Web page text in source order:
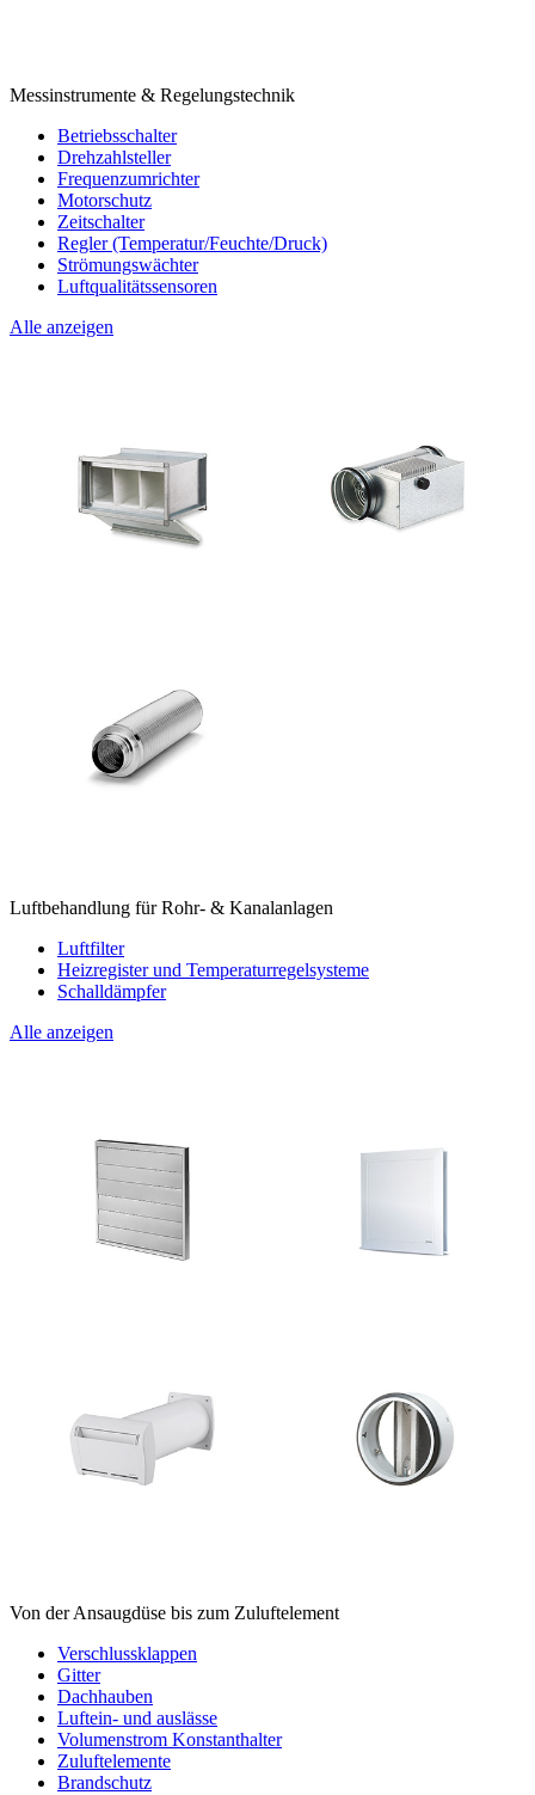
Messinstrumente & Regelungstechnik
Betriebsschalter
Drehzahlsteller
Frequenzumrichter
Motorschutz
Zeitschalter
Regler (Temperatur/Feuchte/Druck)
Strömungswächter
Luftqualitätssensoren
Alle anzeigen
Luftbehandlung für Rohr- & Kanalanlagen
Luftfilter
Heizregister und Temperaturregelsysteme
Schalldämpfer
Alle anzeigen
Von der Ansaugdüse bis zum Zuluftelement
Verschlussklappen
Gitter
Dachhauben
Luftein- und auslässe
Volumenstrom Konstanthalter
Zuluftelemente
Brandschutz